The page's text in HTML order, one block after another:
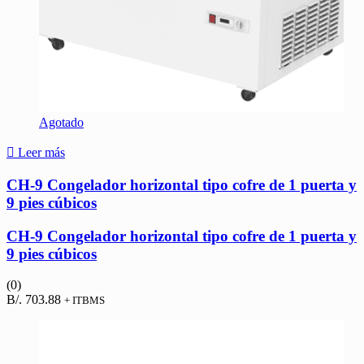
Agotado
Leer más
CH-9 Congelador horizontal tipo cofre de 1 puerta y
9 pies cúbicos
CH-9 Congelador horizontal tipo cofre de 1 puerta y
9 pies cúbicos
(0)
B/. 703.88 + ITBMS